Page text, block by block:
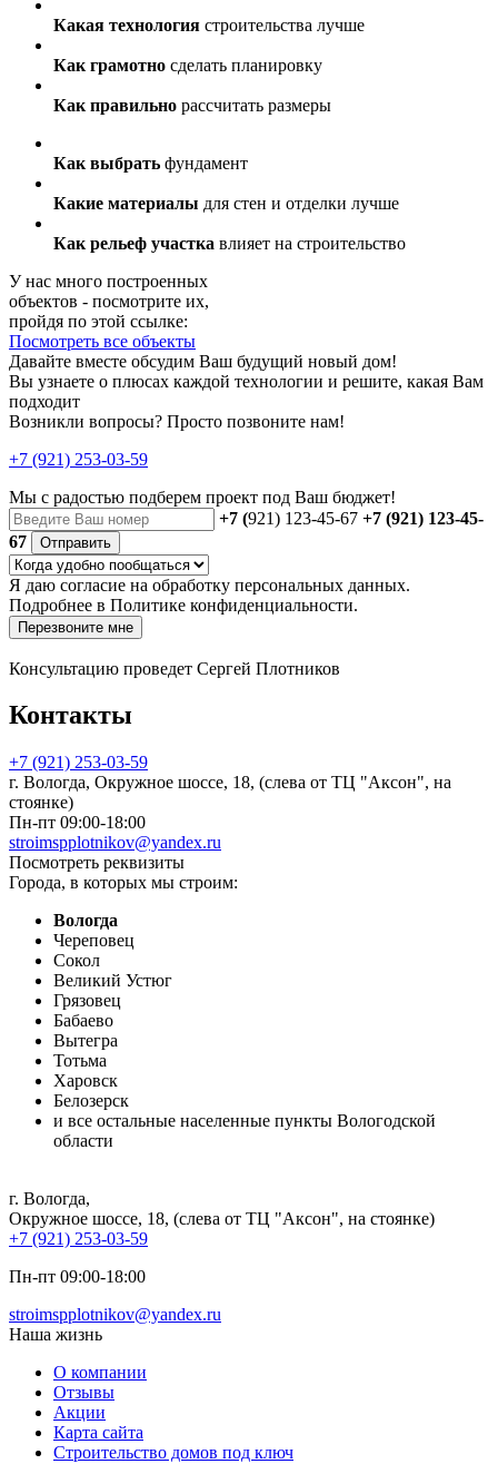
Какая технология строительства лучше
Как грамотно сделать планировку
Как правильно рассчитать размеры
Как выбрать фундамент
Какие материалы для стен и отделки лучше
Как рельеф участка влияет на строительство
У нас много построенных
объектов - посмотрите их,
пройдя по этой ссылке:
Посмотреть все объекты
Давайте вместе обсудим Ваш будущий новый дом!
Вы узнаете о плюсах каждой технологии и решите, какая Вам
подходит
Возникли вопросы? Просто позвоните нам!
+7 (921) 253-03-59
Мы с радостью подберем проект под Ваш бюджет!
+7 (921) 123-45-67 +7 (921) 123-45-
67
Отправить
Я даю согласие на обработку персональных данных.
Подробнее в Политике конфиденциальности.
Перезвоните мне
Консультацию проведет Сергей Плотников
Контакты
+7 (921) 253-03-59
г. Вологда, Окружное шоссе, 18, (слева от ТЦ "Аксон", на
стоянке)
Пн-пт 09:00-18:00
stroimspplotnikov@yandex.ru
Посмотреть реквизиты
Города, в которых мы строим:
Вологда
Череповец
Сокол
Великий Устюг
Грязовец
Бабаево
Вытегра
Тотьма
Харовск
Белозерск
и все остальные населенные пункты Вологодской
области
г. Вологда,
Окружное шоссе, 18, (слева от ТЦ "Аксон", на стоянке)
+7 (921) 253-03-59
Пн-пт 09:00-18:00
stroimspplotnikov@yandex.ru
Наша жизнь
О компании
Отзывы
Акции
Карта сайта
Строительство домов под ключ